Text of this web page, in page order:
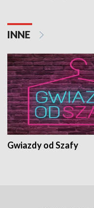
INNE
Gwiazdy od Szafy